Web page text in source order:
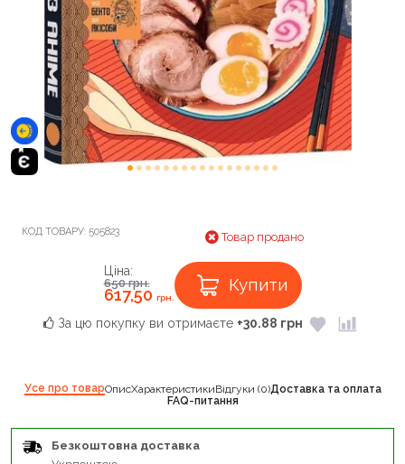
КОД ТОВАРУ: 505823 Товар продано
Ціна:
650грн.
617,50 грн.
Купити
За цю покупку ви отримаєте +30.88 грн
Усе про товарОписХарактеристикиВідгуки (0)Доставка та оплата
FAQ-питання
Безкоштовна доставка